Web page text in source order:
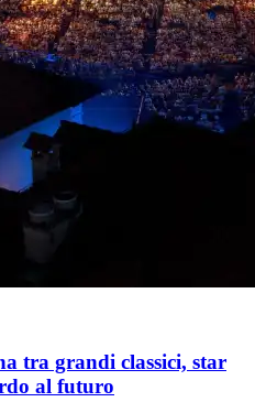
tra grandi classici, star
al futuro